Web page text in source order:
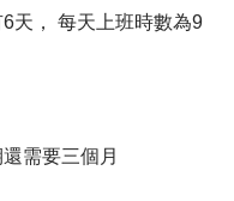
天， 每天上班時數為9
需要三個月